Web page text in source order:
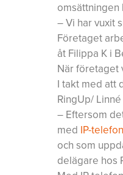
omsättningen
– Vi har vuxit
Företaget
åt Filippa K i
När företaget
I takt med att
RingUp/
– Eftersom
med IP-
och som
delägare hos